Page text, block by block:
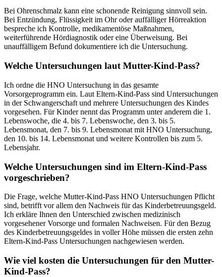
Bei Ohrenschmalz kann eine schonende Reinigung sinnvoll sein.
Bei Entzündung, Flüssigkeit im Ohr oder auffälliger Hörreaktion
bespreche ich Kontrolle, medikamentöse Maßnahmen,
weiterführende Hördiagnostik oder eine Überweisung. Bei
unauffälligem Befund dokumentiere ich die Untersuchung.
Welche Untersuchungen laut Mutter-Kind-Pass?
Ich ordne die HNO Untersuchung in das gesamte
Vorsorgeprogramm ein. Laut Eltern-Kind-Pass sind Untersuchungen
in der Schwangerschaft und mehrere Untersuchungen des Kindes
vorgesehen. Für Kinder nennt das Programm unter anderem die 1.
Lebenswoche, die 4. bis 7. Lebenswoche, den 3. bis 5.
Lebensmonat, den 7. bis 9. Lebensmonat mit HNO Untersuchung,
den 10. bis 14. Lebensmonat und weitere Kontrollen bis zum 5.
Lebensjahr.
Welche Untersuchungen sind im Eltern-Kind-Pass
vorgeschrieben?
Die Frage, welche Mutter-Kind-Pass HNO Untersuchungen Pflicht
sind, betrifft vor allem den Nachweis für das Kinderbetreuungsgeld.
Ich erkläre Ihnen den Unterschied zwischen medizinisch
vorgesehener Vorsorge und formalen Nachweisen. Für den Bezug
des Kinderbetreuungsgeldes in voller Höhe müssen die ersten zehn
Eltern-Kind-Pass Untersuchungen nachgewiesen werden.
Wie viel kosten die Untersuchungen für den Mutter-
Kind-Pass?